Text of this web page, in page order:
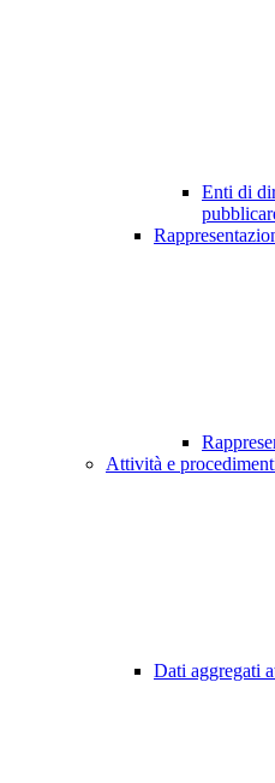
Enti di
Attività e
Dati aggregati